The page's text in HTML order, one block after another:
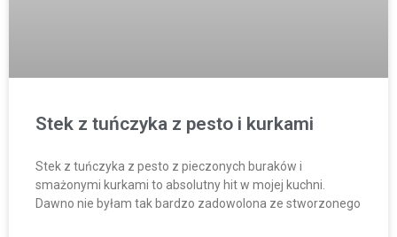
Stek z tuńczyka z pesto i kurkami
Stek z tuńczyka z pesto z pieczonych buraków i
smażonymi kurkami to absolutny hit w mojej kuchni.
Dawno nie byłam tak bardzo zadowolona ze stworzonego